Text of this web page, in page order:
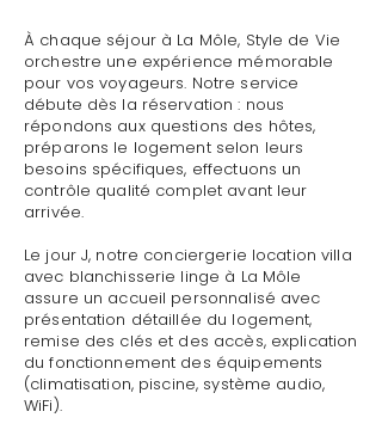
À chaque séjour à La Môle, Style de Vie
orchestre une expérience mémorable
pour vos voyageurs. Notre service
débute dès la réservation : nous
répondons aux questions des hôtes,
préparons le logement selon leurs
besoins spécifiques, effectuons un
contrôle qualité complet avant leur
arrivée.
Le jour J, notre conciergerie location villa
avec blanchisserie linge à La Môle
assure un accueil personnalisé avec
présentation détaillée du logement,
remise des clés et des accès, explication
du fonctionnement des équipements
(climatisation, piscine, système audio,
WiFi).